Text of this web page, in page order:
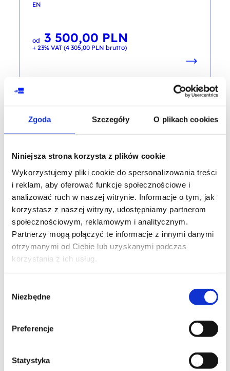
Zgoda Szczegóły O plikach cookies
Niniejsza strona korzysta z plików cookie
Wykorzystujemy pliki cookie do spersonalizowania treści
i reklam, aby oferować funkcje społecznościowe i
analizować ruch w naszej witrynie. Informacje o tym, jak
korzystasz z naszej witryny, udostępniamy partnerom
społecznościowym, reklamowym i analitycznym.
Partnerzy mogą połączyć te informacje z innymi danymi
otrzymanymi od Ciebie lub uzyskanymi podczas
korzystania z ich usług.
zgody
Niezbędne
Preferencje
Statystyka
EN
od 3 500,00 PLN
+ 23% VAT (4 305,00 PLN brutto)
MICROSOFT SQL SERVER
kod szkolenia: AA_20768 / PL DL 3d
PL
od 2 500,00PLN
Pierwotna
cena
wynosiła:
2 500,00 PLN.
1 900,00PLN
Aktualna
cena
wynosi:
1 900,00 PLN.
+ 23% VAT (2 337,00PLN brutto)
Poprzednia najniższa cena:
Developing SQL Databases 2022/2025
EN